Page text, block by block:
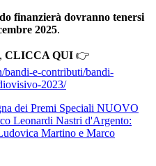
finanzierà dovranno tenersi
2025.
CLICCA QUI 👉
e-contributi/bandi-
2023/
dei Premi Speciali NUOVO
Leonardi Nastri d'Argento:
Martino e Marco